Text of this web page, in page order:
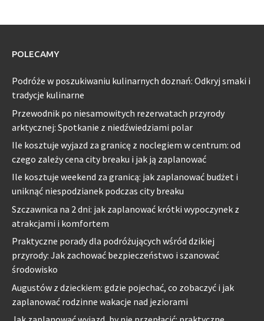
POLECAMY
Podróże w poszukiwaniu kulinarnych doznań: Odkryj smaki i
tradycje kulinarne
Przewodnik po niesamowitych rezerwatach przyrody
arktycznej: Spotkanie z niedźwiedziami polar
Ile kosztuje wyjazd za granicę z noclegiem w centrum: od
czego zależy cena city breaku i jak ją zaplanować
Ile kosztuje weekend za granicą: jak zaplanować budżet i
uniknąć niespodzianek podczas city breaku
Szczawnica na 2 dni: jak zaplanować krótki wypoczynek z
atrakcjami i komfortem
Praktyczne porady dla podróżujących wśród dzikiej
przyrody: Jak zachować bezpieczeństwo i szanować
środowisko
Augustów z dzieckiem: gdzie pojechać, co zobaczyć i jak
zaplanować rodzinne wakacje nad jeziorami